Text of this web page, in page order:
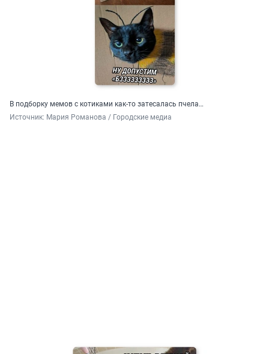
В подборку мемов с котиками как-то затесалась пчела…
Источник: Мария Романова / Городские медиа